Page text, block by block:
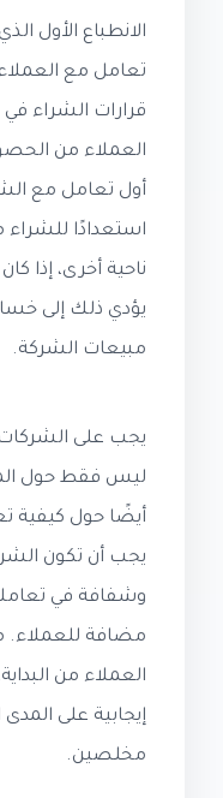
الانطباع الأول
تعامل مع
قرارات الشراء
العملاء من
أول تعامل مع
استعدادًا
ناحية أخرى، إذا
يؤدي ذلك إلى
مبيعات الشركة.
يجب على الشركات
ليس فقط حول
أيضًا حول كيفية
يجب أن تكون
وشفافة في
مضافة للعملاء.
العملاء من
إيجابية على
مخلصين.